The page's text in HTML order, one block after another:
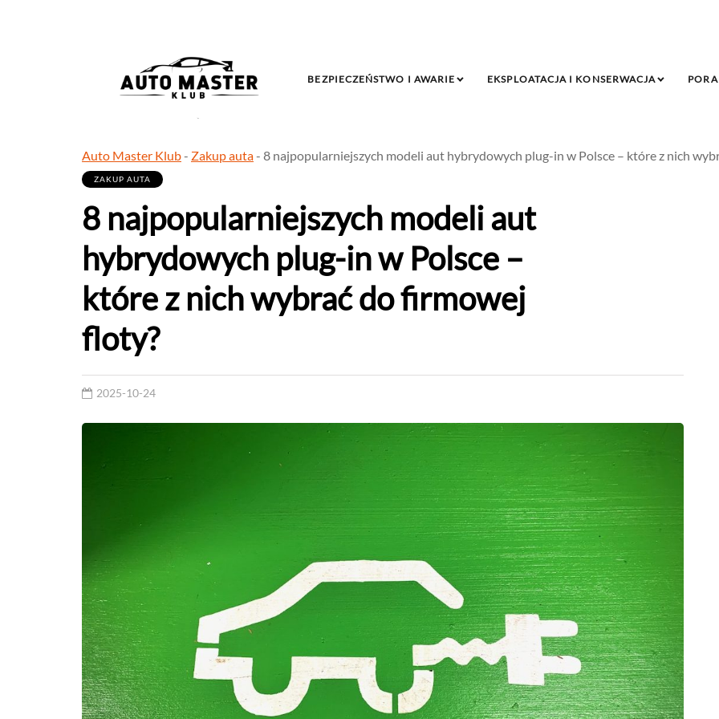
BEZPIECZEŃSTWO I AWARIE EKSPLOATACJA I KONSERWACJA
Auto Master Klub- Zakup auta- 8 najpopularniejszych modeli aut hybrydowych plug-in w Polsce – które z nich
ZAKUP AUTA
8 najpopularniejszych modeli aut
hybrydowych plug-in w Polsce –
które z nich wybrać do firmowej
floty?
2025-10-24